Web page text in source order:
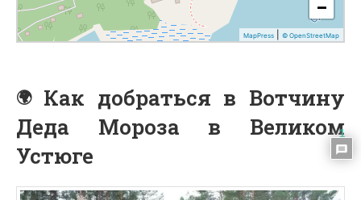
Как добраться в Вотчину
Деда Мороза в Великом
Устюге
1